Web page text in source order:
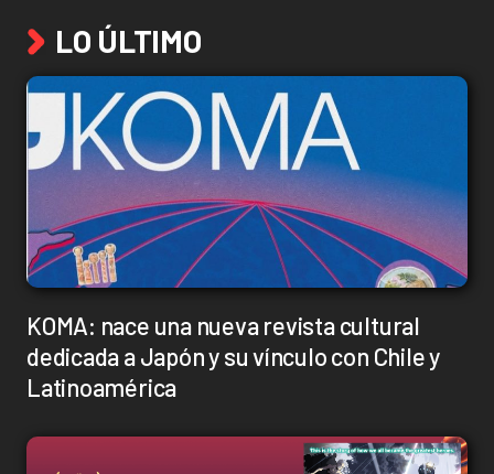
LO ÚLTIMO
KOMA: nace una nueva revista cultural
dedicada a Japón y su vínculo con Chile y
Latinoamérica